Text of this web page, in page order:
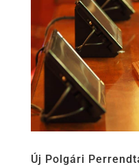
Új Polgári